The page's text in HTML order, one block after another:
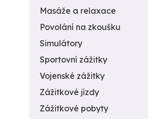
Masáže a relaxace
Povolání na zkoušku
Simulátory
Sportovní zážitky
Vojenské zážitky
Zážitkové jízdy
Zážitkové pobyty